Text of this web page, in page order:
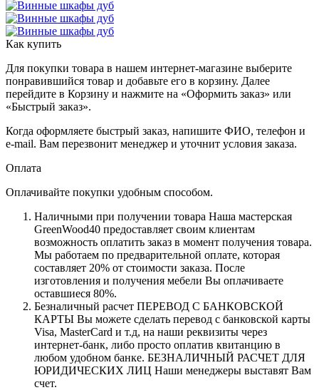
Как купить
Для покупки товара в нашем интернет-магазине выберите
понравившийся товар и добавьте его в корзину. Далее
перейдите в Корзину и нажмите на «Оформить заказ» или
«Быстрый заказ».
Когда оформляете быстрый заказ, напишите ФИО, телефон и
e-mail. Вам перезвонит менеджер и уточнит условия заказа.
Оплата
Оплачивайте покупки удобным способом.
Наличными при получении товара Наша мастерская
GreenWood40 предоставляет своим клиентам
возможность оплатить заказ в момент получения товара.
Мы работаем по предварительной оплате, которая
составляет 20% от стоимости заказа. После
изготовления и получения мебели Вы оплачиваете
оставшиеся 80%.
Безналичный расчет ПЕРЕВОД С БАНКОВСКОЙ
КАРТЫ Вы можете сделать перевод с банковской карты
Visa, MasterCard и т.д, на наши реквизиты через
интернет-банк, либо просто оплатив квитанцию в
любом удобном банке. БЕЗНАЛИЧНЫЙ РАСЧЕТ ДЛЯ
ЮРИДИЧЕСКИХ ЛИЦ Наши менеджеры выставят Вам
счет.